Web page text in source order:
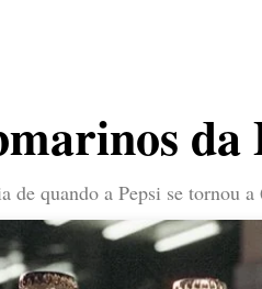
da
de quando a Pepsi se tornou